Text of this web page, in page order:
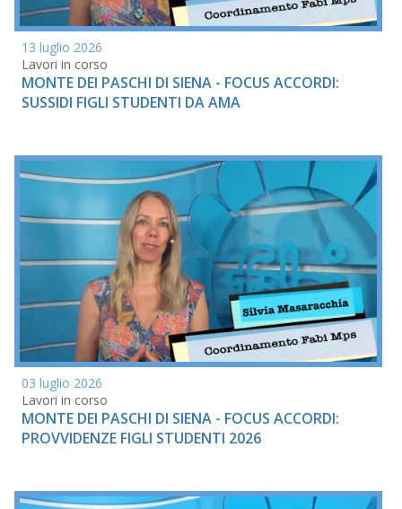
13 luglio 2026
Lavori in corso
MONTE DEI PASCHI DI SIENA - FOCUS ACCORDI:
SUSSIDI FIGLI STUDENTI DA AMA
03 luglio 2026
Lavori in corso
MONTE DEI PASCHI DI SIENA - FOCUS ACCORDI:
PROVVIDENZE FIGLI STUDENTI 2026